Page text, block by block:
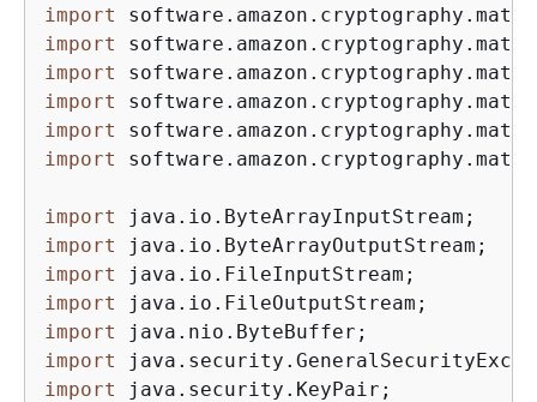
import
import
import
import
import
import
import
import
import
import
import
import
import